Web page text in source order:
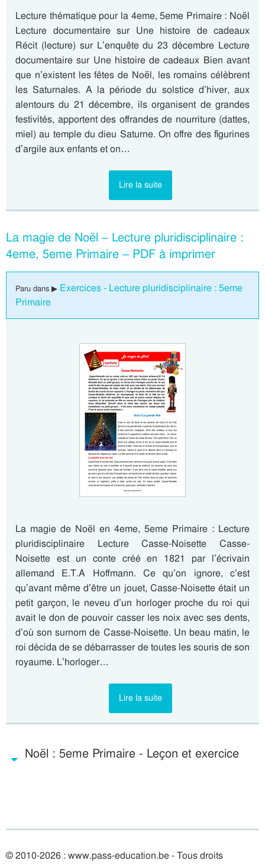
Lecture thématique pour la 4eme, 5eme Primaire : Noël
Lecture documentaire sur Une histoire de cadeaux
Récit (lecture) sur L’enquête du 23 décembre Lecture
documentaire sur Une histoire de cadeaux Bien avant
que n’existent les fêtes de Noël, les romains célèbrent
les Saturnales. A la période du solstice d’hiver, aux
alentours du 21 décembre, ils organisent de grandes
festivités, apportent des offrandes de nourriture (dattes,
miel) au temple du dieu Saturne. On offre des figurines
d’argile aux enfants et on…
Lire la suite
La magie de Noël – Lecture pluridisciplinaire :
4eme, 5eme Primaire – PDF à imprimer
Paru dans ▶ Exercices - Lecture pluridisciplinaire : 5eme
Primaire
La magie de Noël en 4eme, 5eme Primaire : Lecture
pluridisciplinaire Lecture Casse-Noisette Casse-
Noisette est un conte créé en 1821 par l’écrivain
allemand E.T.A Hoffmann. Ce qu’on ignore, c’est
qu’avant même d’être un jouet, Casse-Noisette était un
petit garçon, le neveu d’un horloger proche du roi qui
avait le don de pouvoir casser les noix avec ses dents,
d’où son surnom de Casse-Noisette. Un beau matin, le
roi décida de se débarrasser de toutes les souris de son
royaume. L’horloger…
Lire la suite
Noël : 5eme Primaire - Leçon et exercice
© 2010-2026 : www.pass-education.be - Tous droits